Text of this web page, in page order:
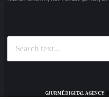
GJURMË DIGITAL AGENCY